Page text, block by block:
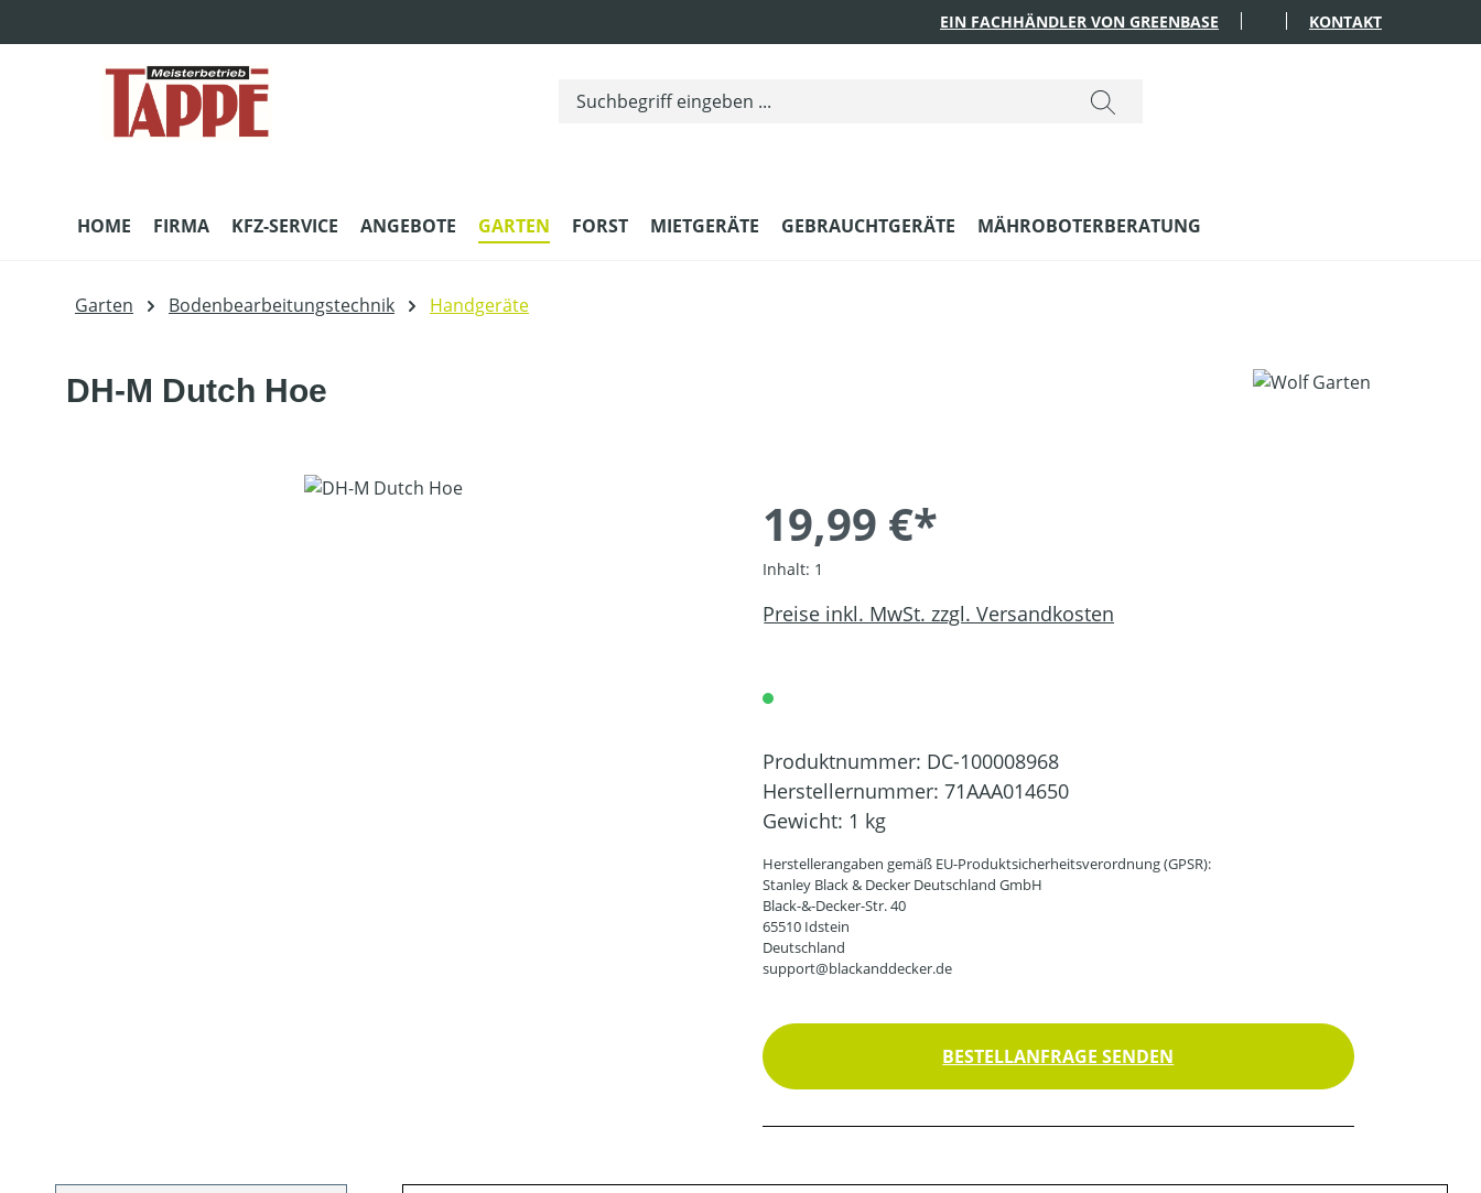
EIN FACHHÄNDLER VON GREENBASE KONTAKT
HOME FIRMA KFZ-SERVICE ANGEBOTE GARTEN FORST MIETGERÄTE GEBRAUCHTGERÄTE MÄHROBOTERBERATUNG
Garten Bodenbearbeitungstechnik Handgeräte
DH-M Dutch Hoe
19,99 €*
Inhalt: 1
Preise inkl. MwSt. zzgl. Versandkosten
Produktnummer: DC-100008968
Herstellernummer: 71AAA014650
Gewicht: 1 kg
Herstellerangaben gemäß EU-Produktsicherheitsverordnung (GPSR):
Stanley Black & Decker Deutschland GmbH
Black-&-Decker-Str. 40
65510 Idstein
Deutschland
support@blackanddecker.de
BESTELLANFRAGE SENDEN